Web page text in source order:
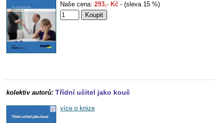
Naše cena: 293,- Kč - (sleva 15 %)
kolektiv autorů: Třídní učitel jako kouč
více o knize